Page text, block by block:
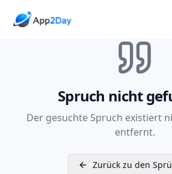
Spruch nicht
Der gesuchte Spruch existiert
entfernt.
Zurück zu den